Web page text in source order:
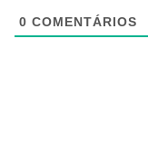
0 COMENTÁRIOS